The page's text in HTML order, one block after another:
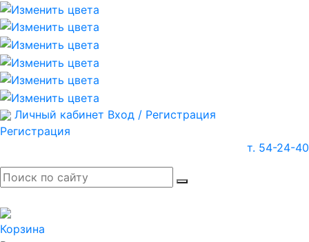
Личный кабинет Вход / Регистрация
Регистрация
т. 54-24-40
Корзина